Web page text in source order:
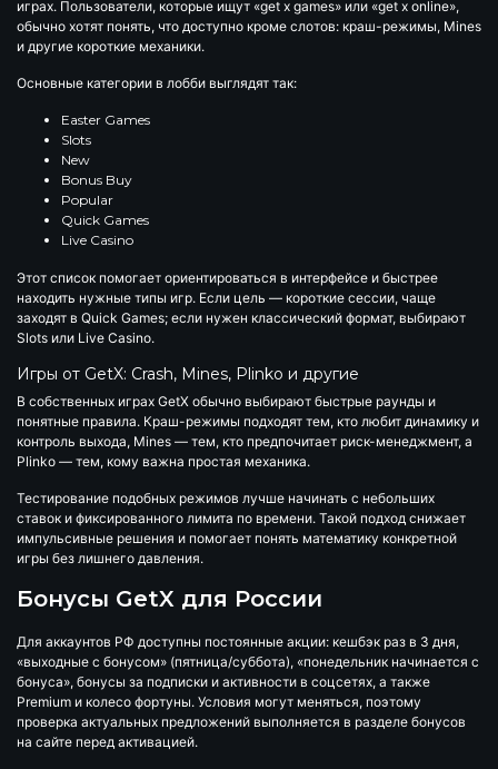
играх. Пользователи, которые ищут «get x games» или «get x online»,
обычно хотят понять, что доступно кроме слотов: краш-режимы, Mines
и другие короткие механики.
Основные категории в лобби выглядят так:
Easter Games
Slots
New
Bonus Buy
Popular
Quick Games
Live Casino
Этот список помогает ориентироваться в интерфейсе и быстрее
находить нужные типы игр. Если цель — короткие сессии, чаще
заходят в Quick Games; если нужен классический формат, выбирают
Slots или Live Casino.
Игры от GetX: Crash, Mines, Plinko и другие
В собственных играх GetX обычно выбирают быстрые раунды и
понятные правила. Краш-режимы подходят тем, кто любит динамику и
контроль выхода, Mines — тем, кто предпочитает риск-менеджмент, а
Plinko — тем, кому важна простая механика.
Тестирование подобных режимов лучше начинать с небольших
ставок и фиксированного лимита по времени. Такой подход снижает
импульсивные решения и помогает понять математику конкретной
игры без лишнего давления.
Бонусы GetX для России
Для аккаунтов РФ доступны постоянные акции: кешбэк раз в 3 дня,
«выходные с бонусом» (пятница/суббота), «понедельник начинается с
бонуса», бонусы за подписки и активности в соцсетях, а также
Premium и колесо фортуны. Условия могут меняться, поэтому
проверка актуальных предложений выполняется в разделе бонусов
на сайте перед активацией.